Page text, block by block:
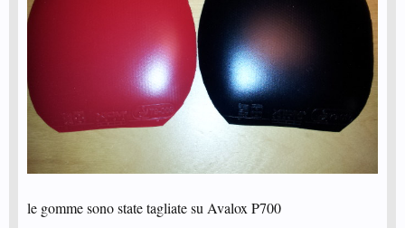
le gomme sono state tagliate su Avalox P700